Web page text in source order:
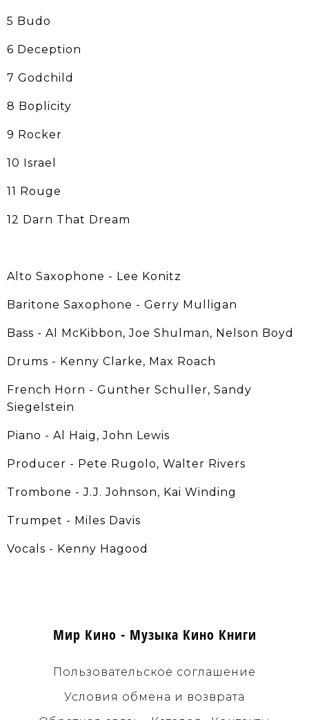
5 Budo
6 Deception
7 Godchild
8 Boplicity
9 Rocker
10 Israel
11 Rouge
12 Darn That Dream
Alto Saxophone - Lee Konitz
Baritone Saxophone - Gerry Mulligan
Bass - Al McKibbon, Joe Shulman, Nelson Boyd
Drums - Kenny Clarke, Max Roach
French Horn - Gunther Schuller, Sandy
Siegelstein
Piano - Al Haig, John Lewis
Producer - Pete Rugolo, Walter Rivers
Trombone - J.J. Johnson, Kai Winding
Trumpet - Miles Davis
Vocals - Kenny Hagood
Мир Кино - Музыка Кино Книги
Пользовательское соглашение
Условия обмена и возврата